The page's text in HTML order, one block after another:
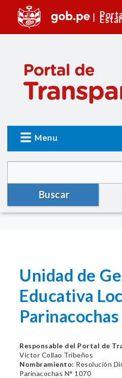
Menu
Buscar
Unidad de
Educativa
Parinacochas
Responsable del Portal de
Victor Collao Tribeños
Nombramiento: Resolución
Parinacochas N° 1070